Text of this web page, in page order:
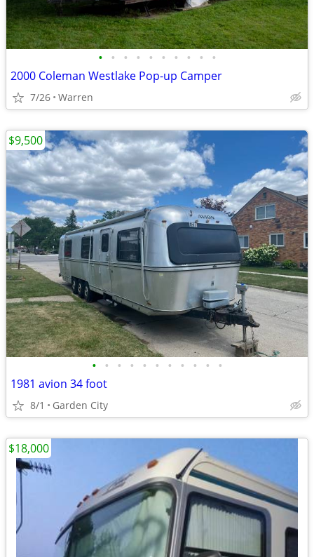
• • • • • • • • • •
2000 Coleman Westlake Pop-up Camper
7/26 Warren
• • • • • • • • • • •
1981 avion 34 foot
8/1 Garden City
$9,500
$18,000